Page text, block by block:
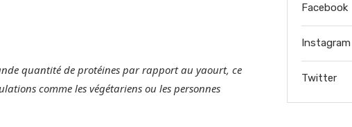
quantité de protéines par rapport au yaourt, ce
comme les végétariens ou les personnes
Facebook
Instagram
Twitter